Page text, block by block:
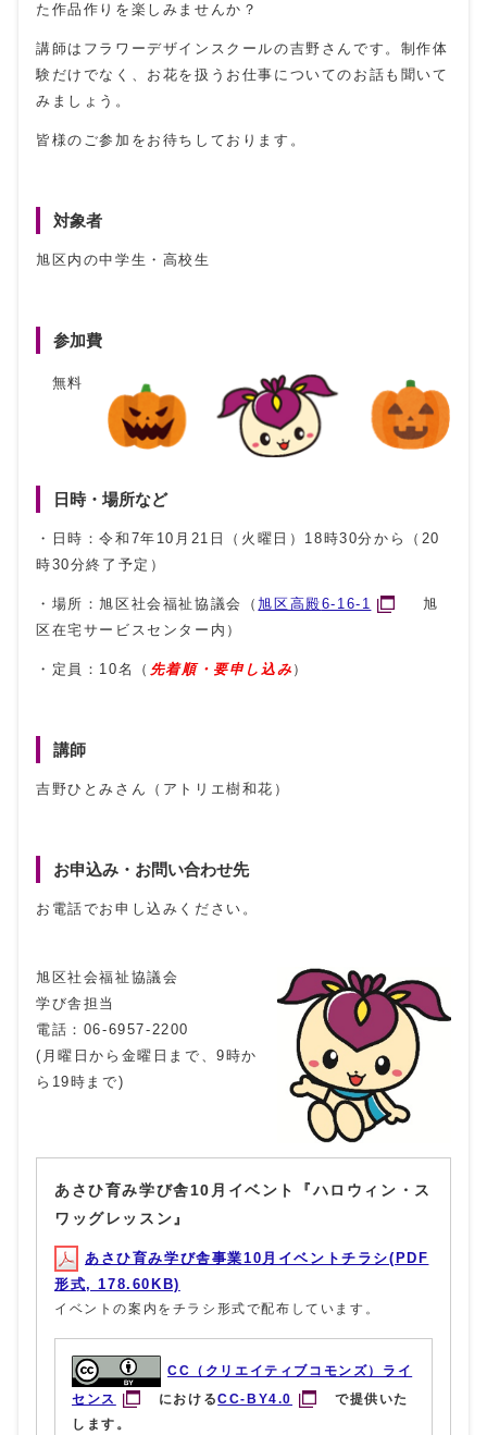
た作品作りを楽しみませんか？
講師はフラワーデザインスクールの吉野さんです。制作体
験だけでなく、お花を扱うお仕事についてのお話も聞いて
みましょう。
皆様のご参加をお待ちしております。
対象者
旭区内の中学生・高校生
参加費
無料
日時・場所など
・日時：令和 7年 10 月 21 日（火曜日） 18時30分から（ 20
時30分終了予定）
・場所：旭区社会福祉協議会（旭区高殿6-16-1
旭
区在宅サービスセンター内）
・定員： 10名（ 先着順・要申し込み ）
講師
吉野ひとみさん（アトリエ樹和花）
お申込み・お問い合わせ先
お電話でお申し込みください。
旭区社会福祉協議会
学び舎担当
電話：06-6957-2200
(月曜日から金曜日まで、9時か
ら19時まで)
あさひ育み学び舎10月イベント『ハロウィン・ス
ワッグレッスン』
あさひ育み学び舎事業10月イベントチラシ(PDF
形式, 178.60KB)
イベントの案内をチラシ形式で配布しています。
CC（クリエイティブコモンズ）ライ
センス
におけるCC-BY4.0
で提供いた
します。